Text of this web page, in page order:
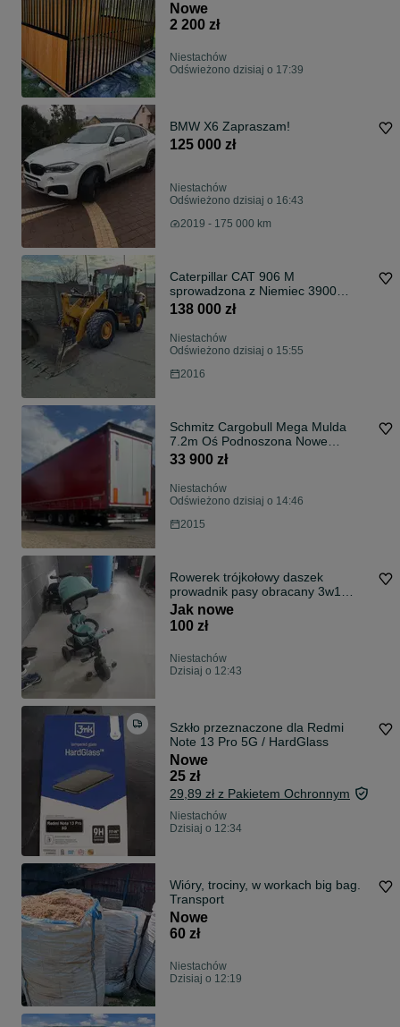
Nowe
2 200 zł
Niestachów
Odświeżono dzisiaj o 17:39
BMW X6 Zapraszam!
125 000 zł
Niestachów
Odświeżono dzisiaj o 16:43
2019 - 175 000 km
Caterpillar CAT 906 M
sprowadzona z Niemiec 3900
godzin 907
138 000 zł
Niestachów
Odświeżono dzisiaj o 15:55
2016
Schmitz Cargobull Mega Mulda
7.2m Oś Podnoszona Nowe
Plandeki 2.75-3.05
33 900 zł
Niestachów
Odświeżono dzisiaj o 14:46
2015
Rowerek trójkołowy daszek
prowadnik pasy obracany 3w1
baby Tiger F
Jak nowe
100 zł
Niestachów
Dzisiaj o 12:43
Szkło przeznaczone dla Redmi
Note 13 Pro 5G / HardGlass
Nowe
25 zł
29,89 zł z Pakietem Ochronnym
Niestachów
Dzisiaj o 12:34
Wióry, trociny, w workach big bag.
Transport
Nowe
60 zł
Niestachów
Dzisiaj o 12:19